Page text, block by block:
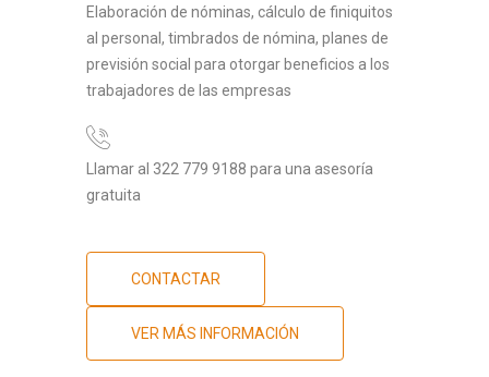
Elaboración de nóminas, cálculo de finiquitos
al personal, timbrados de nómina, planes de
previsión social para otorgar beneficios a los
trabajadores de las empresas
Llamar al 322 779 9188 para una asesoría
gratuita
CONTACTAR
VER MÁS INFORMACIÓN